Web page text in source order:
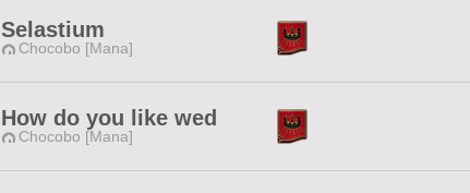
Selastium
Chocobo [Mana]
How do you like wed
Chocobo [Mana]